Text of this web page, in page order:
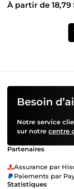
À partir de 18,79
Besoin
Notre service
sur notre centre
Partenaires
Assurance par
Paiements par
Statistiques